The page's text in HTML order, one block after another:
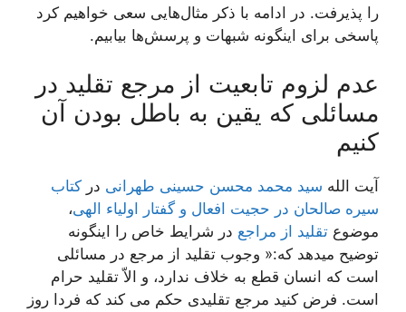
را پذیرفت. در ادامه با ذکر مثال‌هایی سعی خواهیم کرد
پاسخی برای اینگونه شبهات و پرسش‌ها بیابیم.
عدم لزوم تابعیت از مرجع تقلید در
مسائلی که یقین به باطل بودن آن
کنیم
آیت الله سید محمد محسن حسینی طهرانی در کتاب
سیره صالحان در حجیت افعال و گفتار اولیاء الهی،
موضوع تقلید از مراجع در شرایط خاص را اینگونه
توضیح میدهد که:« وجوب تقلید از مرجع در مسائلی
است که انسان قطع به خلاف ندارد، و الاّ تقلید حرام
است. فرض کنید مرجع تقلیدی حکم می کند که فردا روز